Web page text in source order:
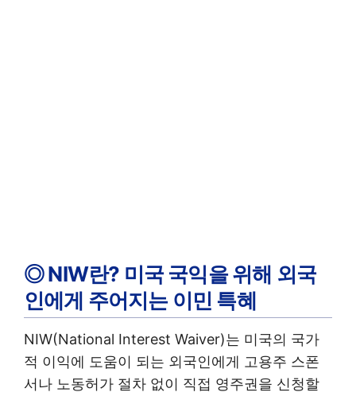
◎ NIW란? 미국 국익을 위해 외국
인에게 주어지는 이민 특혜
NIW(National Interest Waiver)는 미국의 국가
적 이익에 도움이 되는 외국인에게 고용주 스폰
서나 노동허가 절차 없이 직접 영주권을 신청할